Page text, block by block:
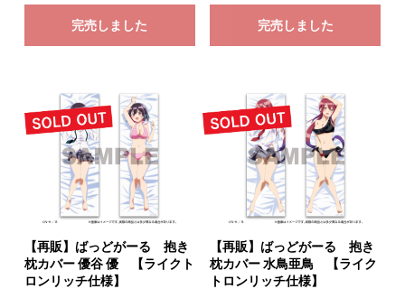
完売しました 完売しました
【再販】ばっどがーる 抱き
枕カバー 優谷 優 【ライクト
ロンリッチ仕様】
【再販】ばっどがーる 抱き
枕カバー 水鳥亜鳥 【ライク
トロンリッチ仕様】